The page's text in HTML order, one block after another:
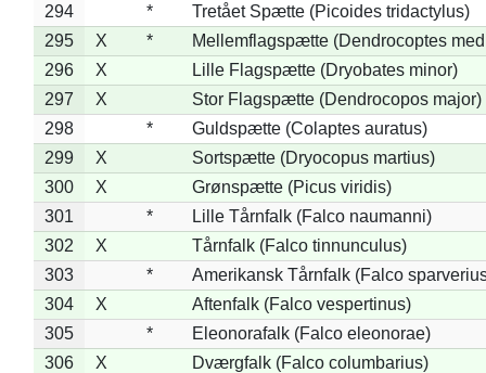
294
*
Tretået Spætte (Picoides tridactylus)
295
X *
Mellemflagspætte (Dendrocoptes
296
X
Lille Flagspætte (Dryobates minor)
297
X
Stor Flagspætte (Dendrocopos major)
298
*
Guldspætte (Colaptes auratus)
299
X
Sortspætte (Dryocopus martius)
300
X
Grønspætte (Picus viridis)
301
*
Lille Tårnfalk (Falco naumanni)
302
X
Tårnfalk (Falco tinnunculus)
303
*
Amerikansk Tårnfalk (Falco
304
X
Aftenfalk (Falco vespertinus)
305
*
Eleonorafalk (Falco eleonorae)
306
X
Dværgfalk (Falco columbarius)